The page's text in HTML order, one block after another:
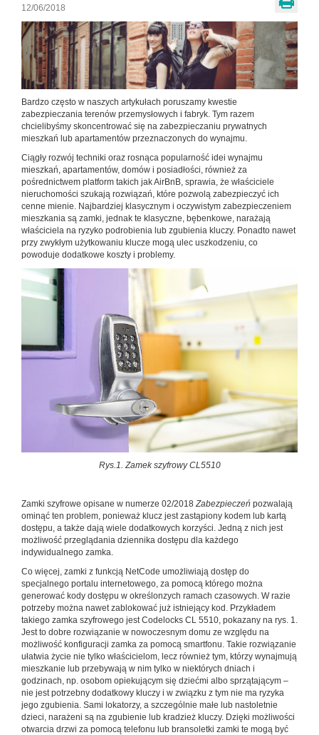
12/06/2018
Bardzo często w naszych artykułach poruszamy kwestie
zabezpieczania terenów przemysłowych i fabryk. Tym razem
chcielibyśmy skoncentrować się na zabezpieczaniu prywatnych
mieszkań lub apartamentów przeznaczonych do wynajmu.
Ciągły rozwój techniki oraz rosnąca popularność idei wynajmu
mieszkań, apartamentów, domów i posiadłości, również za
pośrednictwem platform takich jak AirBnB, sprawia, że właściciele
nieruchomości szukają rozwiązań, które pozwolą zabezpieczyć ich
cenne mienie. Najbardziej klasycznym i oczywistym zabezpieczeniem
mieszkania są zamki, jednak te klasyczne, bębenkowe, narażają
właściciela na ryzyko podrobienia lub zgubienia kluczy. Ponadto nawet
przy zwykłym użytkowaniu klucze mogą ulec uszkodzeniu, co
powoduje dodatkowe koszty i problemy.
Rys.1. Zamek szyfrowy CL5510
Zamki szyfrowe opisane w numerze 02/2018Zabezpieczeń pozwalają
ominąć ten problem, ponieważ klucz jest zastąpiony kodem lub kartą
dostępu, a także dają wiele dodatkowych korzyści. Jedną z nich jest
możliwość przeglądania dziennika dostępu dla każdego
indywidualnego zamka.
Co więcej, zamki z funkcją NetCode umożliwiają dostęp do
specjalnego portalu internetowego, za pomocą którego można
generować kody dostępu w określonzych ramach czasowych. W razie
potrzeby można nawet zablokować już istniejący kod. Przykładem
takiego zamka szyfrowego jest Codelocks CL 5510, pokazany na rys. 1.
Jest to dobre rozwiązanie w nowoczesnym domu ze względu na
możliwość konfiguracji zamka za pomocą smartfonu. Takie rozwiązanie
ułatwia życie nie tylko właścicielom, lecz również tym, którzy wynajmują
mieszkanie lub przebywają w nim tylko w niektórych dniach i
godzinach, np. osobom opiekującym się dziećmi albo sprzątającym –
nie jest potrzebny dodatkowy kluczy i w związku z tym nie ma ryzyka
jego zgubienia. Sami lokatorzy, a szczególnie małe lub nastoletnie
dzieci, narażeni są na zgubienie lub kradzież kluczy. Dzięki możliwości
otwarcia drzwi za pomocą telefonu lub bransoletki zamki te mogą być